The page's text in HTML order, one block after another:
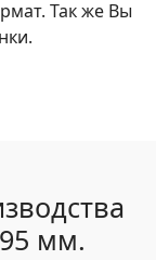
Так же Вы
мм.